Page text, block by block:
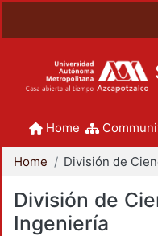
Home
Home
División de
Ingeniería